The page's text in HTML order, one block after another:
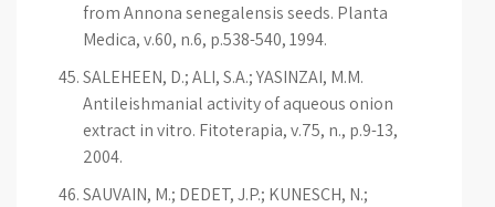
from Annona senegalensis seeds. Planta
Medica, v.60, n.6, p.538-540, 1994.
SALEHEEN, D.; ALI, S.A.; YASINZAI, M.M.
Antileishmanial activity of aqueous onion
extract in vitro. Fitoterapia, v.75, n., p.9-13,
2004.
SAUVAIN, M.; DEDET, J.P.; KUNESCH, N.;